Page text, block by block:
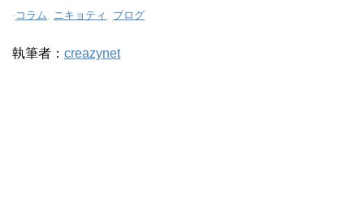
-コラム, ニキョティ , ブログ
執筆者： creazynet